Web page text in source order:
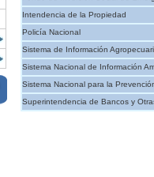
Intendencia de la Propiedad
Policía Nacional
Sistema de Información
Sistema Nacional de Información
Sistema Nacional para la
Superintendencia de Bancos y